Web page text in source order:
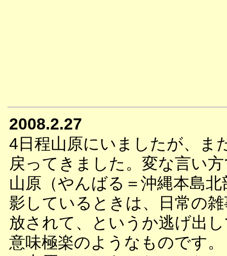
2008.2.27
4日程山原にいましたが、ま
戻ってきました。変な言い
山原（やんばる＝沖縄本島北
影しているときは、日常の
放されて、というか逃げ出
意味極楽のようなものです。